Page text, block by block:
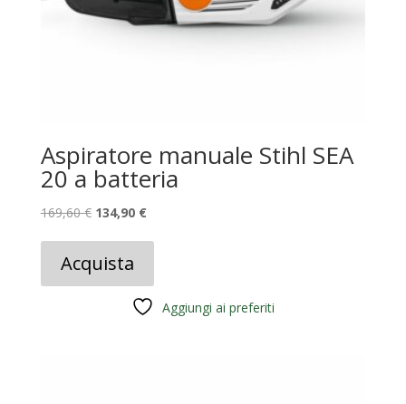
Aspiratore manuale Stihl SEA
20 a batteria
169,60€ Il
era:
169,60 €.
134,90 €Il
134,90 €.
Acquista
Aggiungi ai preferiti